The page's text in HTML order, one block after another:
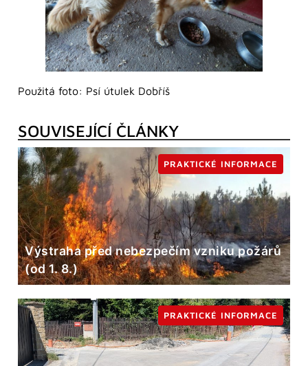
Použitá foto: Psí útulek Dobříš
SOUVISEJÍCÍ ČLÁNKY
Výstraha před nebezpečím vzniku požárů
(od 1. 8.)
PRAKTICKÉ INFORMACE
PRAKTICKÉ INFORMACE